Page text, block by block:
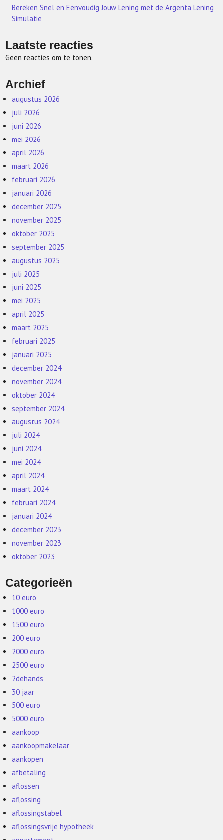
Bereken Snel en Eenvoudig Jouw Lening met de Argenta Lening
Simulatie
Laatste reacties
Geen reacties om te tonen.
Archief
augustus 2026
juli 2026
juni 2026
mei 2026
april 2026
maart 2026
februari 2026
januari 2026
december 2025
november 2025
oktober 2025
september 2025
augustus 2025
juli 2025
juni 2025
mei 2025
april 2025
maart 2025
februari 2025
januari 2025
december 2024
november 2024
oktober 2024
september 2024
augustus 2024
juli 2024
juni 2024
mei 2024
april 2024
maart 2024
februari 2024
januari 2024
december 2023
november 2023
oktober 2023
Categorieën
10 euro
1000 euro
1500 euro
200 euro
2000 euro
2500 euro
2dehands
30 jaar
500 euro
5000 euro
aankoop
aankoopmakelaar
aankopen
afbetaling
aflossen
aflossing
aflossingstabel
aflossingsvrije hypotheek